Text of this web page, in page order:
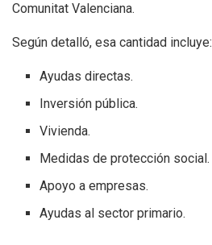
Comunitat Valenciana.
Según detalló, esa cantidad incluye:
Ayudas directas.
Inversión pública.
Vivienda.
Medidas de protección social.
Apoyo a empresas.
Ayudas al sector primario.